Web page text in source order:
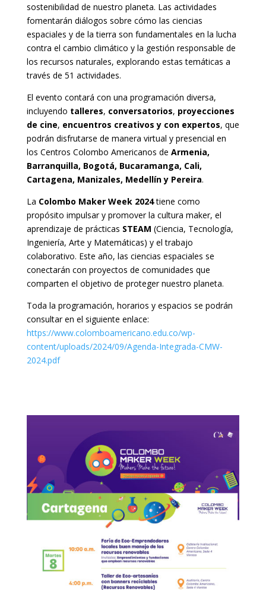
sostenibilidad de nuestro planeta. Las actividades
fomentarán diálogos sobre cómo las ciencias
espaciales y de la tierra son fundamentales en la lucha
contra el cambio climático y la gestión responsable de
los recursos naturales, explorando estas temáticas a
través de 51 actividades.
El evento contará con una programación diversa,
incluyendo talleres, conversatorios, proyecciones
de cine, encuentros creativos y con expertos, que
podrán disfrutarse de manera virtual y presencial en
los Centros Colombo Americanos de Armenia,
Barranquilla, Bogotá, Bucaramanga, Cali,
Cartagena, Manizales, Medellín y Pereira.
La Colombo Maker Week 2024tiene como
propósito impulsar y promover la cultura maker, el
aprendizaje de prácticas STEAM (Ciencia, Tecnología,
Ingeniería, Arte y Matemáticas) y el trabajo
colaborativo. Este año, las ciencias espaciales se
conectarán con proyectos de comunidades que
comparten el objetivo de proteger nuestro planeta.
Toda la programación, horarios y espacios se podrán
consultar en el siguiente enlace:
https://www.colomboamericano.edu.co/wp-
content/uploads/2024/09/Agenda-Integrada-CMW-
2024.pdf